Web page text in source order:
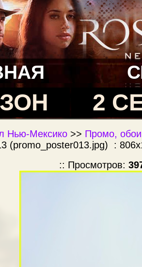
2
Нью-Мексико >> Промо,
(promo_poster013.jpg) :
:: Просмотров: